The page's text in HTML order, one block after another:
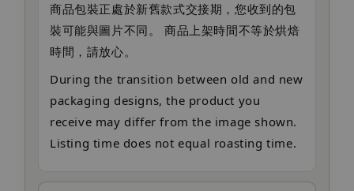
商品包裝正處於新舊款式交接期，您收到的包
裝可能與圖片不同。 商品上架時間不等於烘焙
時間，請放心。
During the transition between old and new
packaging designs, the product you
receive may differ from the image shown.
Listing time does not equal roasting time.